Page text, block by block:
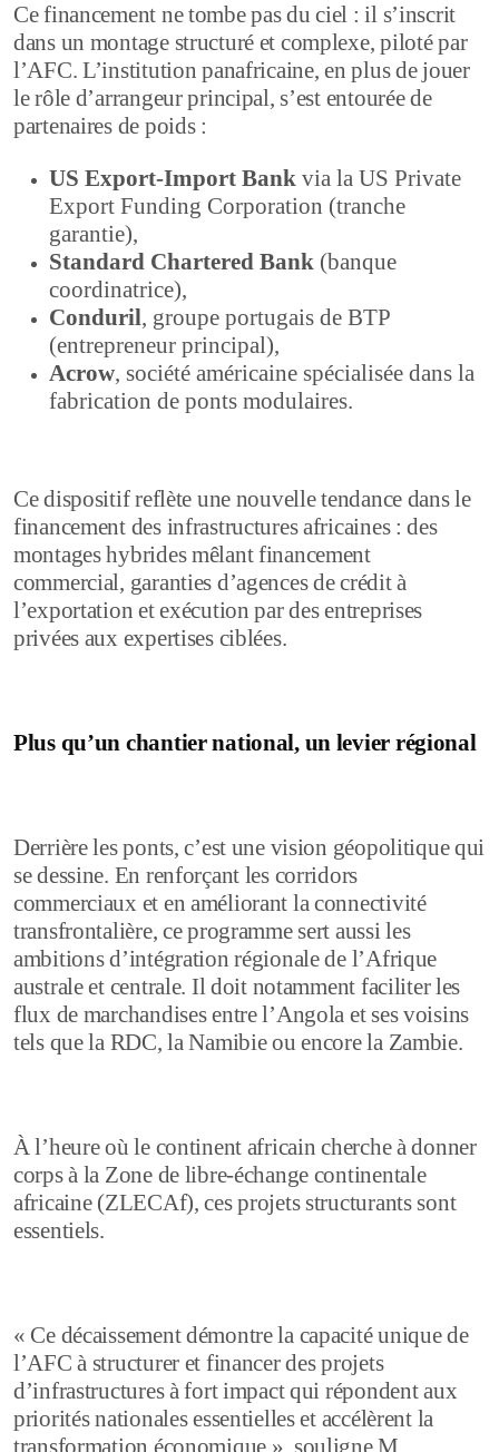
Ce financement ne tombe pas du ciel : il s’inscrit
dans un montage structuré et complexe, piloté par
l’AFC. L’institution panafricaine, en plus de jouer
le rôle d’arrangeur principal, s’est entourée de
partenaires de poids :
US Export-Import Bank via la US Private
Export Funding Corporation (tranche
garantie),
Standard Chartered Bank (banque
coordinatrice),
Conduril, groupe portugais de BTP
(entrepreneur principal),
Acrow, société américaine spécialisée dans la
fabrication de ponts modulaires.
Ce dispositif reflète une nouvelle tendance dans le
financement des infrastructures africaines : des
montages hybrides mêlant financement
commercial, garanties d’agences de crédit à
l’exportation et exécution par des entreprises
privées aux expertises ciblées.
Plus qu’un chantier national, un levier régional
Derrière les ponts, c’est une vision géopolitique qui
se dessine. En renforçant les corridors
commerciaux et en améliorant la connectivité
transfrontalière, ce programme sert aussi les
ambitions d’intégration régionale de l’Afrique
australe et centrale. Il doit notamment faciliter les
flux de marchandises entre l’Angola et ses voisins
tels que la RDC, la Namibie ou encore la Zambie.
À l’heure où le continent africain cherche à donner
corps à la Zone de libre-échange continentale
africaine (ZLECAf), ces projets structurants sont
essentiels.
« Ce décaissement démontre la capacité unique de
l’AFC à structurer et financer des projets
d’infrastructures à fort impact qui répondent aux
priorités nationales essentielles et accélèrent la